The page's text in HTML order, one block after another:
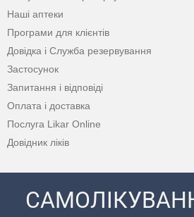
Наші аптеки
Програми для клієнтів
Довідка і Служба резервування
Застосунок
Запитання і відповіді
Оплата і доставка
Послуга Likar Online
Довідник ліків